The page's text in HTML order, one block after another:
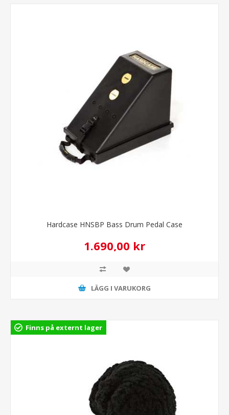
Hardcase HNSBP Bass Drum Pedal Case
1.690,00 kr
LÄGG I VARUKORG
Finns på externt lager